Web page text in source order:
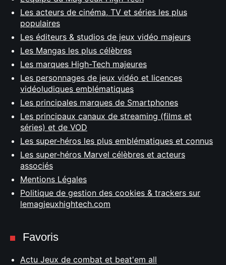
Les acteurs de cinéma, TV et séries les plus
populaires
Les éditeurs & studios de jeux vidéo majeurs
Les Mangas les plus célèbres
Les marques High-Tech majeures
Les personnages de jeux vidéo et licences
vidéoludiques emblématiques
Les principales marques de Smartphones
Les principaux canaux de streaming (films et
séries) et de VOD
Les super-héros les plus emblématiques et connus
Les super-héros Marvel célèbres et acteurs
associés
Mentions Légales
Politique de gestion des cookies & trackers sur
lemagjeuxhightech.com
Favoris
Actu Jeux de combat et beat'em all